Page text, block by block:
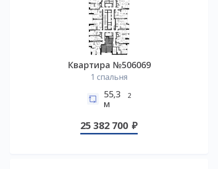
Квартира №506069
1 спальня
55,3
м
2
25 382 700